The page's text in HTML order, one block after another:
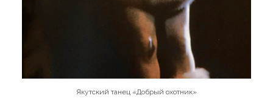
Якутский танец «Добрый охотник»